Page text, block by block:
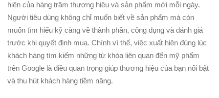
hiện của hàng trăm thương hiệu và sản phẩm mới mỗi ngày.
Người tiêu dùng không chỉ muốn biết về sản phẩm mà còn
muốn tìm hiểu kỹ càng về thành phần, công dụng và đánh giá
trước khi quyết định mua. Chính vì thế, việc xuất hiện đúng lúc
khách hàng tìm kiếm những từ khóa liên quan đến mỹ phẩm
trên Google là điều quan trọng giúp thương hiệu của bạn nổi bật
và thu hút khách hàng tiềm năng.